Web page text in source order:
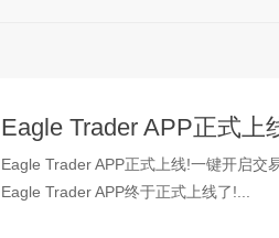
Eagle Trader APP正式上
Eagle Trader APP正式上线!一键开启交
Eagle Trader APP终于正式上线了!...